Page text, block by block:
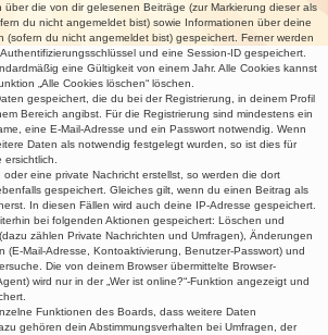
über die von dir gelesenen Beiträge (zur Markierung dieser als
du nicht angemeldet bist) sowie Informationen über deine
(sofern du nicht angemeldet bist) gespeichert. Ferner werden
und eine Session-ID gespeichert.
eine Gültigkeit von einem Jahr. Alle Cookies kannst
„Alle Cookies löschen“ löschen.
gespeichert, die du bei der Registrierung, in deinem Profil
Bereich angibst. Für die Registrierung sind mindestens ein
eine E-Mail-Adresse und ein Passwort notwendig. Wenn
Daten als notwendig festgelegt wurden, so ist dies für
ersichtlich.
eine private Nachricht erstellst, so werden die dort
gespeichert. Gleiches gilt, wenn du einen Beitrag als
In diesen Fällen wird auch deine IP-Adresse gespeichert.
bei folgenden Aktionen gespeichert: Löschen und
zählen Private Nachrichten und Umfragen), Änderungen
(E-Mail-Adresse, Kontoaktivierung, Benutzer-Passwort) und
Die von deinem Browser übermittelte Browser-
wird nur in der „Wer ist online?“-Funktion angezeigt und
Funktionen des Boards, dass weitere Daten
gehören dein Abstimmungsverhalten bei Umfragen, der